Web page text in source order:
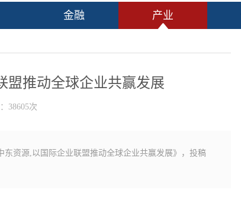
金融 产业
盟推动全球企业共赢发展
38605次
资源,以国际企业联盟推动全球企业共赢发展》，投稿